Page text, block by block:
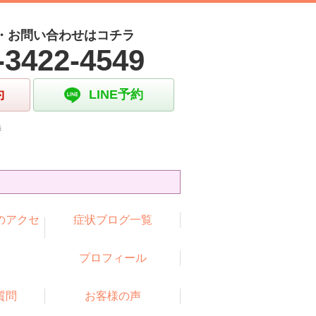
お問い合わせはコチラ
4549
LINE予約
アクセ
症状ブログ一覧
プロフィール
問 お客様の声